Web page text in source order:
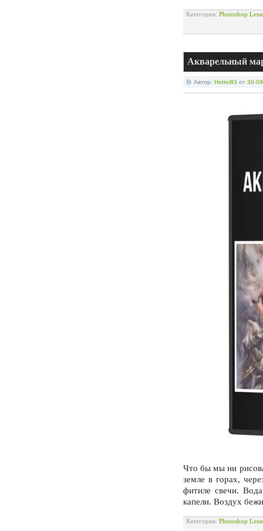
Категория: Photoshop
Акварельный
Автор: Hottei83 от 30-
Что бы мы ни
земле в горах,
фитиле свечи.
капели. Воздух
Категория: Photoshop